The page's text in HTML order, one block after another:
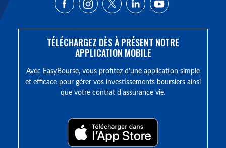
TÉLÉCHARGEZ DÈS À PRÉSENT NOTRE
APPLICATION MOBILE
Avec EasyBourse, vous profitez d’une application simple
et efficace pour gérer vos investissements boursiers ainsi
que votre contrat d’assurance vie.